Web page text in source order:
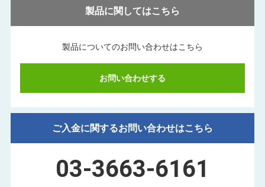
製品に関してはこちら
製品についてのお問い合わせはこちら
お問い合わせする
ご入金に関するお問い合わせはこちら
03-3663-6161